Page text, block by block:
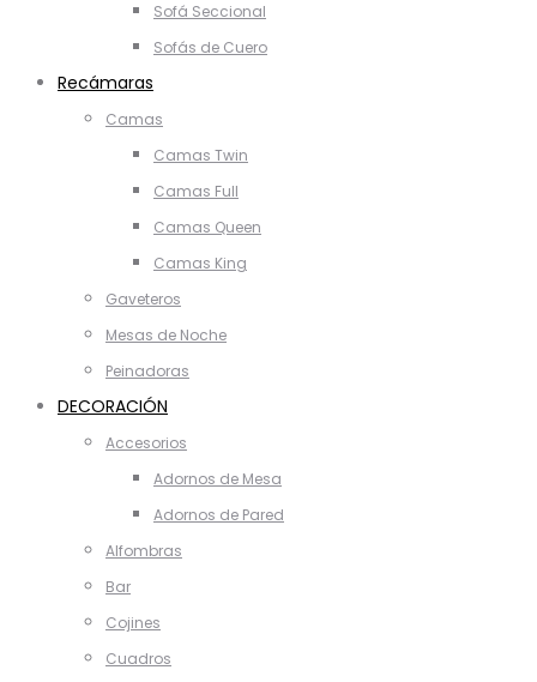
Sofá Seccional
Sofás de Cuero
Recámaras
Camas
Camas Twin
Camas Full
Camas Queen
Camas King
Gaveteros
Mesas de Noche
Peinadoras
DECORACIÓN
Accesorios
Adornos de Mesa
Adornos de Pared
Alfombras
Bar
Cojines
Cuadros